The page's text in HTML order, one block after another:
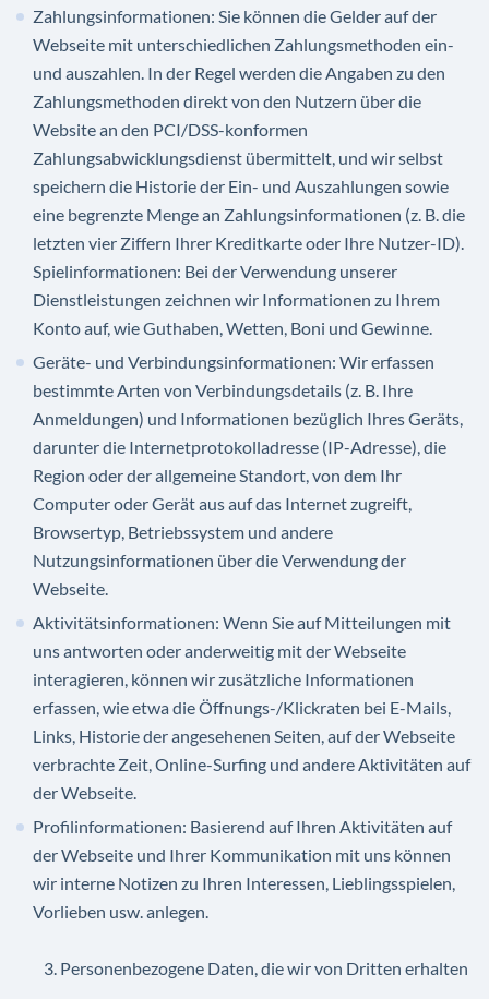
Zahlungsinformationen: Sie können die Gelder auf der
Webseite mit unterschiedlichen Zahlungsmethoden ein-
und auszahlen. In der Regel werden die Angaben zu den
Zahlungsmethoden direkt von den Nutzern über die
Website an den PCI/DSS-konformen
Zahlungsabwicklungsdienst übermittelt, und wir selbst
speichern die Historie der Ein- und Auszahlungen sowie
eine begrenzte Menge an Zahlungsinformationen (z. B. die
letzten vier Ziffern Ihrer Kreditkarte oder Ihre Nutzer-ID).
Spielinformationen: Bei der Verwendung unserer
Dienstleistungen zeichnen wir Informationen zu Ihrem
Konto auf, wie Guthaben, Wetten, Boni und Gewinne.
Geräte- und Verbindungsinformationen: Wir erfassen
bestimmte Arten von Verbindungsdetails (z. B. Ihre
Anmeldungen) und Informationen bezüglich Ihres Geräts,
darunter die Internetprotokolladresse (IP-Adresse), die
Region oder der allgemeine Standort, von dem Ihr
Computer oder Gerät aus auf das Internet zugreift,
Browsertyp, Betriebssystem und andere
Nutzungsinformationen über die Verwendung der
Webseite.
Aktivitätsinformationen: Wenn Sie auf Mitteilungen mit
uns antworten oder anderweitig mit der Webseite
interagieren, können wir zusätzliche Informationen
erfassen, wie etwa die Öffnungs-/Klickraten bei E-Mails,
Links, Historie der angesehenen Seiten, auf der Webseite
verbrachte Zeit, Online-Surfing und andere Aktivitäten auf
der Webseite.
Profilinformationen: Basierend auf Ihren Aktivitäten auf
der Webseite und Ihrer Kommunikation mit uns können
wir interne Notizen zu Ihren Interessen, Lieblingsspielen,
Vorlieben usw. anlegen.
Personenbezogene Daten, die wir von Dritten erhalten